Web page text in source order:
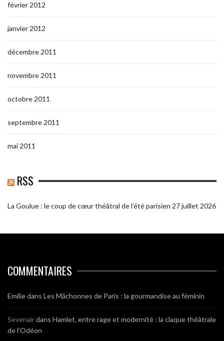
février 2012
janvier 2012
décembre 2011
novembre 2011
octobre 2011
septembre 2011
mai 2011
RSS
La Goulue : le coup de cœur théâtral de l’été parisien 27 juillet 2026
COMMENTAIRES
Emiliedans Les Mâchonnes de Paris : la gourmandise au féminin
Sevenairdans Hamlet, entre rage et modernité : la claque théâtrale
de l’Odéon